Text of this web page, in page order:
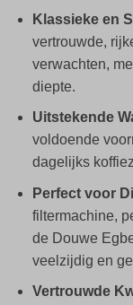
Klassieke en
vertrouwde,
verwachten,
diepte.
Uitstekende
voldoende
dagelijks
Perfect voor
filtermachine,
de Douwe
veelzijdig en
Vertrouwde